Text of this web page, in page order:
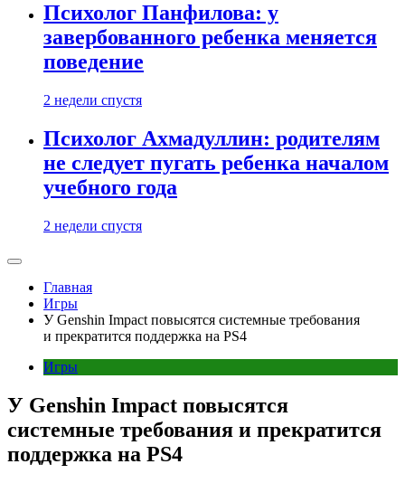
Психолог Панфилова: у
завербованного ребенка меняется
поведение
2 недели спустя
Психолог Ахмадуллин: родителям
не следует пугать ребенка началом
учебного года
2 недели спустя
Главная
Игры
У Genshin Impact повысятся системные требования
и прекратится поддержка на PS4
Игры
У Genshin Impact повысятся
системные требования и прекратится
поддержка на PS4